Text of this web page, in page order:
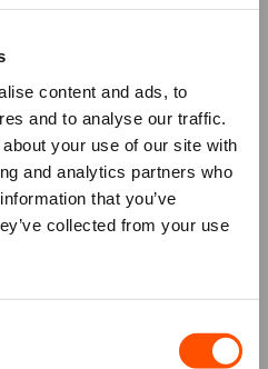
content and ads, to
and to analyse our traffic.
your use of our site with
and analytics partners who
that you’ve
collected from your use
of snel overprikkeld? Bij
ontvangst en speciale
voor meer informatie en